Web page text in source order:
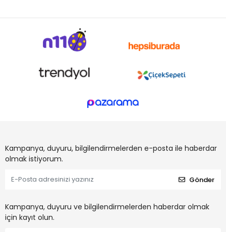
Kampanya, duyuru, bilgilendirmelerden e-posta ile haberdar
olmak istiyorum.
Gönder
Kampanya, duyuru ve bilgilendirmelerden haberdar olmak
için kayıt olun.